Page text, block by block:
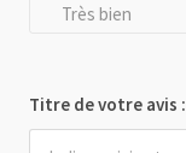
Très bien
Titre de votre avis :